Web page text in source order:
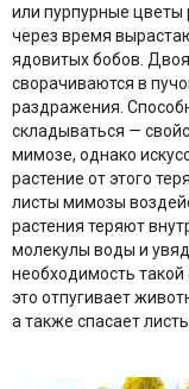
или пурпурные цветы
через время
ядовитых бобов.
сворачиваются в
раздражения.
складываться —
мимозе, однако
растение от этого
листы мимозы
растения теряют
молекулы воды и
необходимость такой
это отпугивает
а также спасает